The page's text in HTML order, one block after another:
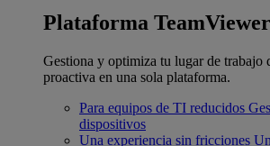
Plataforma
Gestiona y optimiza tu lugar de trabajo
proactiva en una sola plataforma.
Para equipos de TI reducidos
dispositivos
Una experiencia sin fricciones